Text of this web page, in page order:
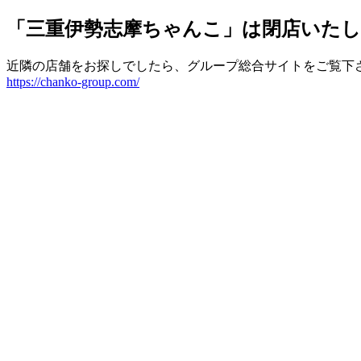
「三重伊勢志摩ちゃんこ」は閉店いたし
近隣の店舗をお探しでしたら、グループ総合サイトをご覧下
https://chanko-group.com/